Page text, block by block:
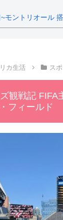
モントリオール
カ生活 ス
観戦記 FIFA
フィールド